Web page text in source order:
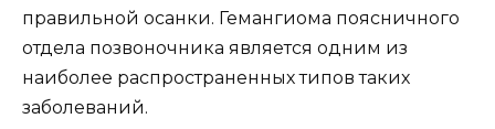
правильной осанки. Гемангиома поясничного
отдела позвоночника является одним из
наиболее распространенных типов таких
заболеваний.